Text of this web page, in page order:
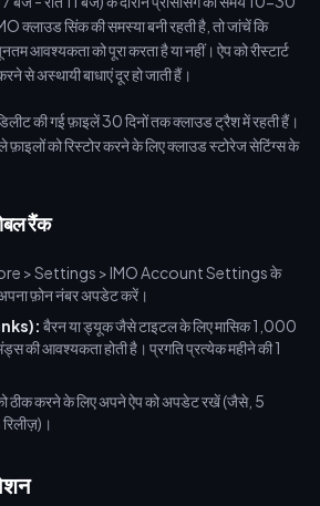
क्लाउड सिंक की समस्या बनी रहती है, तो जांचें कि
आवश्यकता को पूरा करता है या नहीं। ऐप को रीस्टार्ट
अस्थायी बाधाएं दूर हो जाती हैं।
की गई फ़ाइलें 30 दिनों तक क्लाउड ट्रैश में रहती हैं।
फ़ाइलों को रिस्टोर करने के लिए क्लाउड स्टोरेज सेटिंग्स के
रैंक
> Settings > IMO Account Settings के
फ़ोन नंबर अपडेट करें।
बैरन या ड्यूक जैसे टाइटल के लिए मासिक 1,000
आवश्यकता होती है। प्रगति प्रत्येक महीने की 1
ठीक करने के लिए अपने ऐप को अपडेट रखें (जैसे, 5